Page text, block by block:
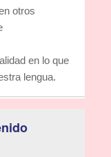
otros
en lo que
lengua.